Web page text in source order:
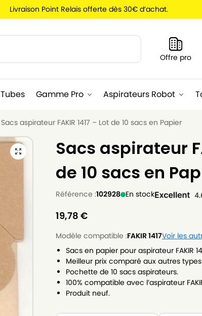
Livraison Point Relais offerte dès 30€ d’achat.
Offre pro
Tubes Gamme Pro Aspirateurs Robot
Sacs aspirateur FAKIR 1417 – Lot de 10 sacs en Papier
Sacs aspirateur
de 10 sacs en
Référence :102928 En stock
19,78 €
Modèle compatible :FAKIR 1417Voir les
Sacs en papier pour aspirateur FAKIR
Meilleur prix comparé aux autres
Pochette de 10 sacs aspirateurs.
100% compatible avec l’aspirateur
Produit neuf.